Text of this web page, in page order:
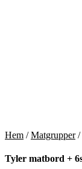
Hem /Matgrupper/
Tyler matbord +